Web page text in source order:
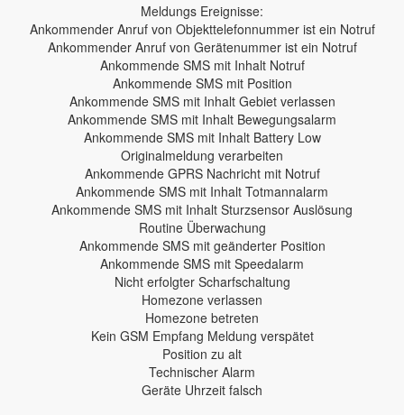
Meldungs Ereignisse:
Ankommender Anruf von Objekttelefonnummer ist ein Notruf
Ankommender Anruf von Gerätenummer ist ein Notruf
Ankommende SMS mit Inhalt Notruf
Ankommende SMS mit Position
Ankommende SMS mit Inhalt Gebiet verlassen
Ankommende SMS mit Inhalt Bewegungsalarm
Ankommende SMS mit Inhalt Battery Low
Originalmeldung verarbeiten
Ankommende GPRS Nachricht mit Notruf
Ankommende SMS mit Inhalt Totmannalarm
Ankommende SMS mit Inhalt Sturzsensor Auslösung
Routine Überwachung
Ankommende SMS mit geänderter Position
Ankommende SMS mit Speedalarm
Nicht erfolgter Scharfschaltung
Homezone verlassen
Homezone betreten
Kein GSM Empfang Meldung verspätet
Position zu alt
Technischer Alarm
Geräte Uhrzeit falsch